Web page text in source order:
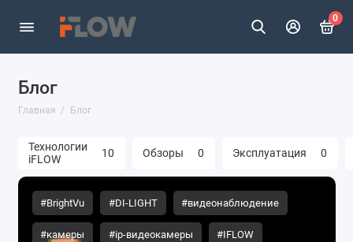
0
Блог
Главная Блог
Технологии
iFLOW
10 Обзоры 0 Эксплуатация 0
#BrightVu #DI-LIGHT #видеонаблюдение
#камеры #ip-видеокамеры #IFLOW